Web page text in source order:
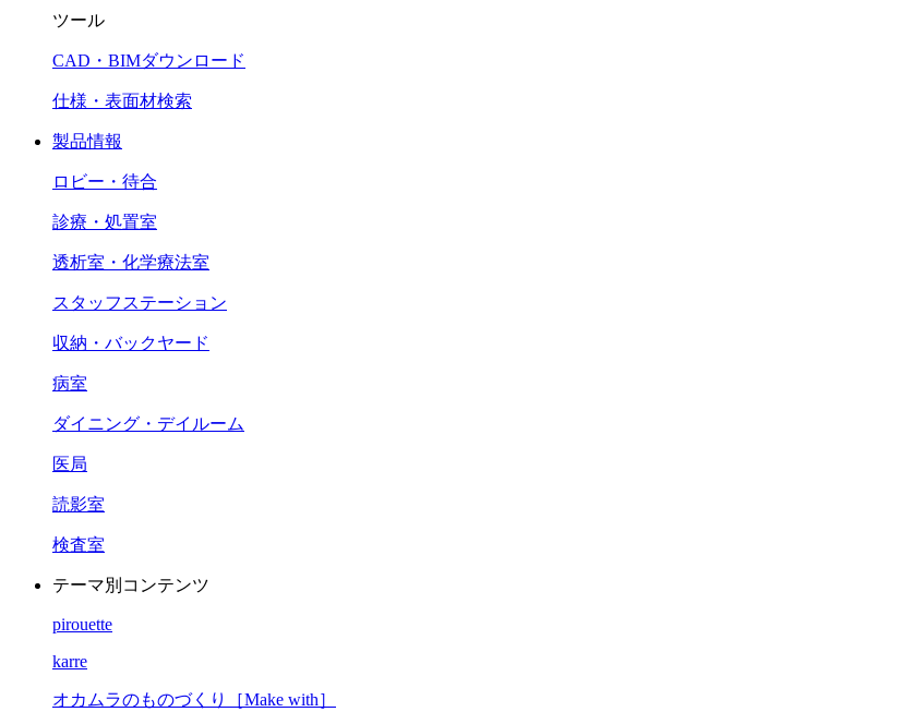
ツール
CAD・BIMダウンロード
仕様・表面材検索
製品情報
ロビー・待合
診療・処置室
透析室・化学療法室
スタッフステーション
収納・バックヤード
病室
ダイニング・デイルーム
医局
読影室
検査室
テーマ別コンテンツ
pirouette
karre
オカムラのものづくり［Make with］